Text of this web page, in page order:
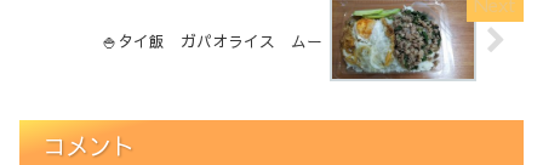
🍚タイ飯 ガパオライス ムー
コメント